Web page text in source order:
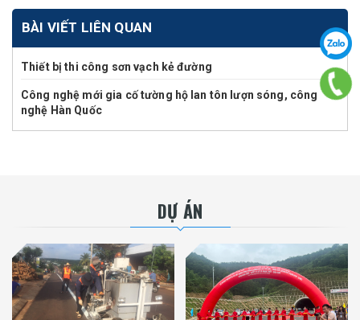
BÀI VIẾT LIÊN QUAN
Thiết bị thi công sơn vạch kẻ đường
Công nghệ mới gia cố tường hộ lan tôn lượn sóng, công
nghệ Hàn Quốc
DỰ ÁN